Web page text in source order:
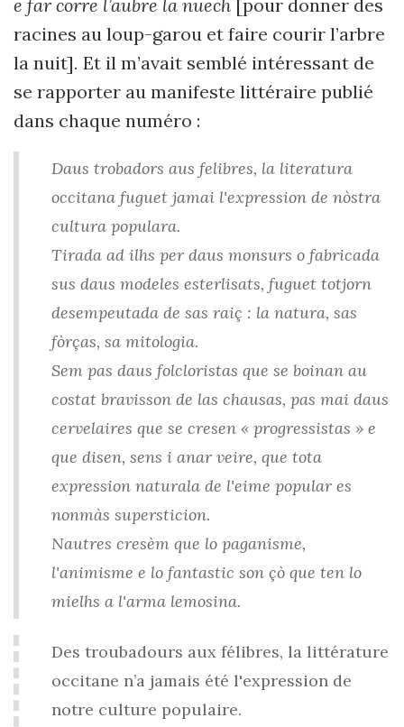
e far corre l’aubre la nuech [pour donner des
racines au loup-garou et faire courir l’arbre
la nuit]. Et il m’avait semblé intéressant de
se rapporter au manifeste littéraire publié
dans chaque numéro :
Daus trobadors aus felibres, la literatura
occitana fuguet jamai l'expression de nòstra
cultura populara.
Tirada ad ilhs per daus monsurs o fabricada
sus daus modeles esterlisats, fuguet totjorn
desempeutada de sas raiç : la natura, sas
fòrças, sa mitologia.
Sem pas daus folcloristas que se boinan au
costat bravisson de las chausas, pas mai daus
cervelaires que se cresen « progressistas » e
que disen, sens i anar veire, que tota
expression naturala de l'eime popular es
nonmàs supersticion.
Nautres cresèm que lo paganisme,
l'animisme e lo fantastic son çò que ten lo
mielhs a l'arma lemosina.
Des troubadours aux félibres, la littérature
occitane n’a jamais été l'expression de
notre culture populaire.